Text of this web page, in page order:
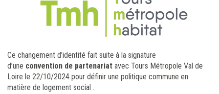
Ce changement d’identité fait suite à la signature
d’une convention de partenariat avec Tours Métropole Val de
Loire le 22/10/2024 pour définir une politique commune en
matière de logement social .